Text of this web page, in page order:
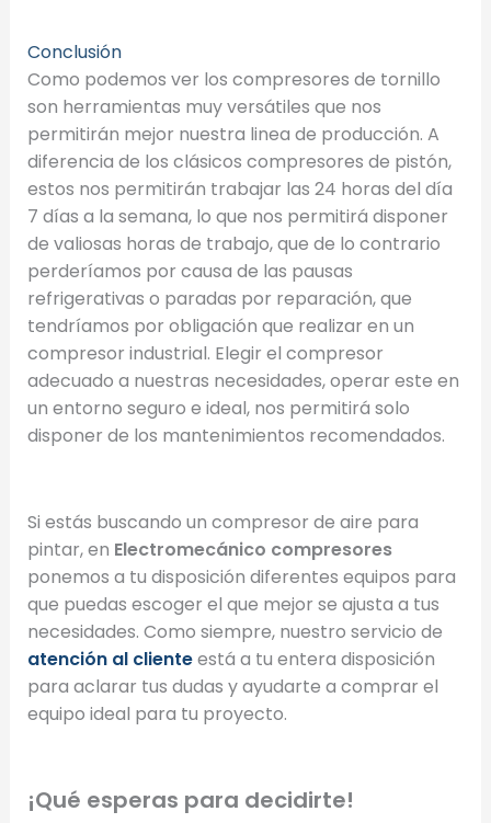
Conclusión
Como podemos ver los compresores de tornillo
son herramientas muy versátiles que nos
permitirán mejor nuestra linea de producción. A
diferencia de los clásicos compresores de pistón,
estos nos permitirán trabajar las 24 horas del día
7 días a la semana, lo que nos permitirá disponer
de valiosas horas de trabajo, que de lo contrario
perderíamos por causa de las pausas
refrigerativas o paradas por reparación, que
tendríamos por obligación que realizar en un
compresor industrial. Elegir el compresor
adecuado a nuestras necesidades, operar este en
un entorno seguro e ideal, nos permitirá solo
disponer de los mantenimientos recomendados.
Si estás buscando un compresor de aire para
pintar, en Electromecánico compresores
ponemos a tu disposición diferentes equipos para
que puedas escoger el que mejor se ajusta a tus
necesidades. Como siempre, nuestro servicio de
atención al clienteestá a tu entera disposición
para aclarar tus dudas y ayudarte a comprar el
equipo ideal para tu proyecto.
¡Qué esperas para decidirte!